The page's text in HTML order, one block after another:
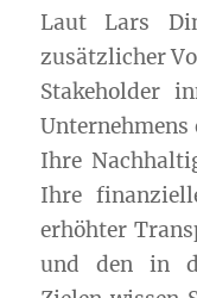
Laut Lars
zusätzlicher
Stakeholder
Unternehmens
Ihre
Ihre
erhöhter
und den in